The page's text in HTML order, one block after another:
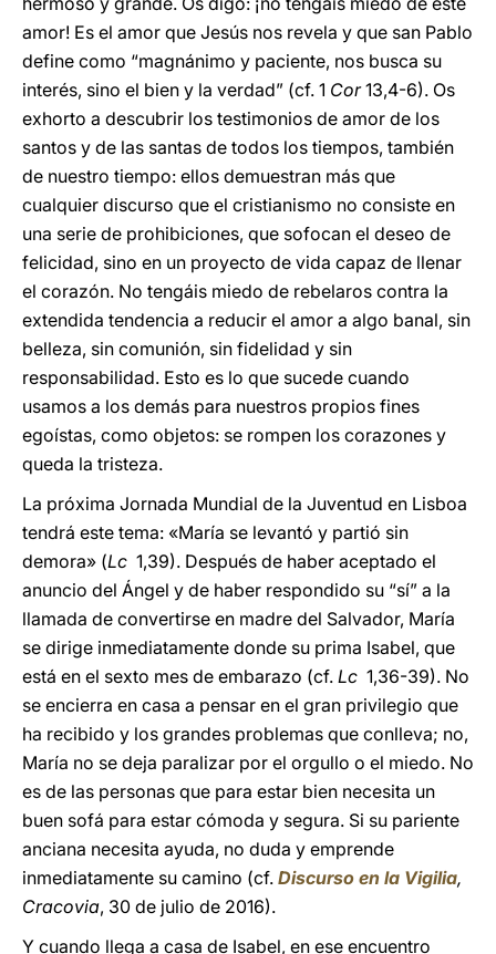
amor! Es el amor que Jesús nos revela y que san Pablo
define como “magnánimo y paciente, nos busca su
interés, sino el bien y la verdad” (cf. 1 Cor13,4-6). Os
exhorto a descubrir los testimonios de amor de los
santos y de las santas de todos los tiempos, también
de nuestro tiempo: ellos demuestran más que
cualquier discurso que el cristianismo no consiste en
una serie de prohibiciones, que sofocan el deseo de
felicidad, sino en un proyecto de vida capaz de llenar
el corazón. No tengáis miedo de rebelaros contra la
extendida tendencia a reducir el amor a algo banal, sin
belleza, sin comunión, sin fidelidad y sin
responsabilidad. Esto es lo que sucede cuando
usamos a los demás para nuestros propios fines
egoístas, como objetos: se rompen los corazones y
queda la tristeza.
La próxima Jornada Mundial de la Juventud en Lisboa
tendrá este tema: «María se levantó y partió sin
demora» (Lc 1,39). Después de haber aceptado el
anuncio del Ángel y de haber respondido su “sí” a la
llamada de convertirse en madre del Salvador, María
se dirige inmediatamente donde su prima Isabel, que
está en el sexto mes de embarazo (cf. Lc 1,36-39). No
se encierra en casa a pensar en el gran privilegio que
ha recibido y los grandes problemas que conlleva; no,
María no se deja paralizar por el orgullo o el miedo. No
es de las personas que para estar bien necesita un
buen sofá para estar cómoda y segura. Si su pariente
anciana necesita ayuda, no duda y emprende
inmediatamente su camino (cf. Discurso en la Vigilia,
Cracovia, 30 de julio de 2016).
Y cuando llega a casa de Isabel, en ese encuentro